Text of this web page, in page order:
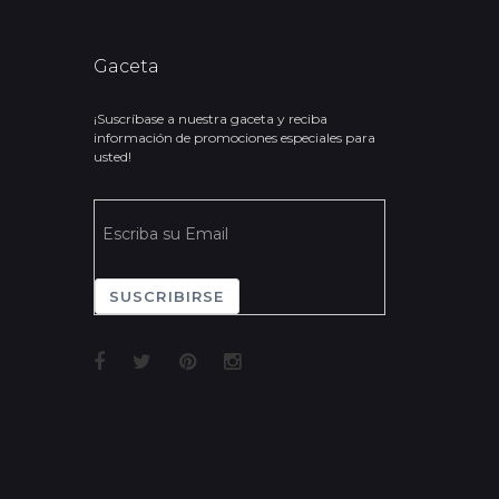
Gaceta
¡Suscríbase a nuestra gaceta y reciba
información de promociones especiales para
usted!
SUSCRIBIRSE